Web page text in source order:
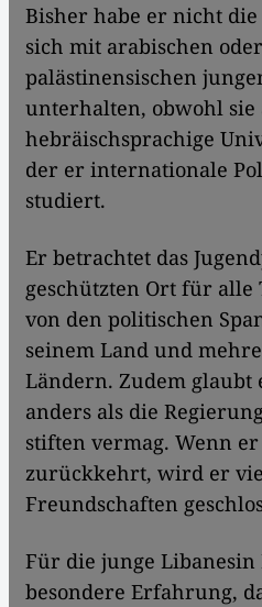
Bisher habe er nicht die
sich mit arabischen
palästinensischen
unterhalten, obwohl sie
hebräischsprachige
der er internationale
studiert.
Er betrachtet das
geschützten Ort für
von den politischen
seinem Land und
Ländern. Zudem glaubt
anders als die
stiften vermag. Wenn er
zurückkehrt, wird er
Freundschaften
Für die junge Libanesin
besondere Erfahrung,